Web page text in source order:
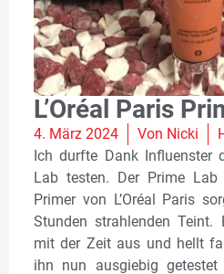
L’Oréal Paris
4. März 2024 Von Nicki
Ich durfte Dank Influenster
Lab testen. Der Prime Lab
Primer von L’Oréal Paris
Stunden strahlenden
mit der Zeit aus und hellt
ihn nun ausgiebig